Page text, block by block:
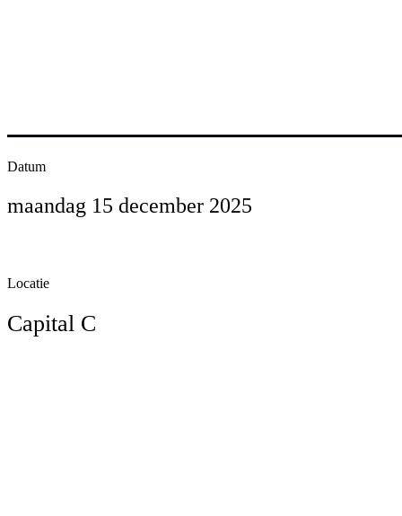
Datum
maandag 15 december 2025
Locatie
Capital C